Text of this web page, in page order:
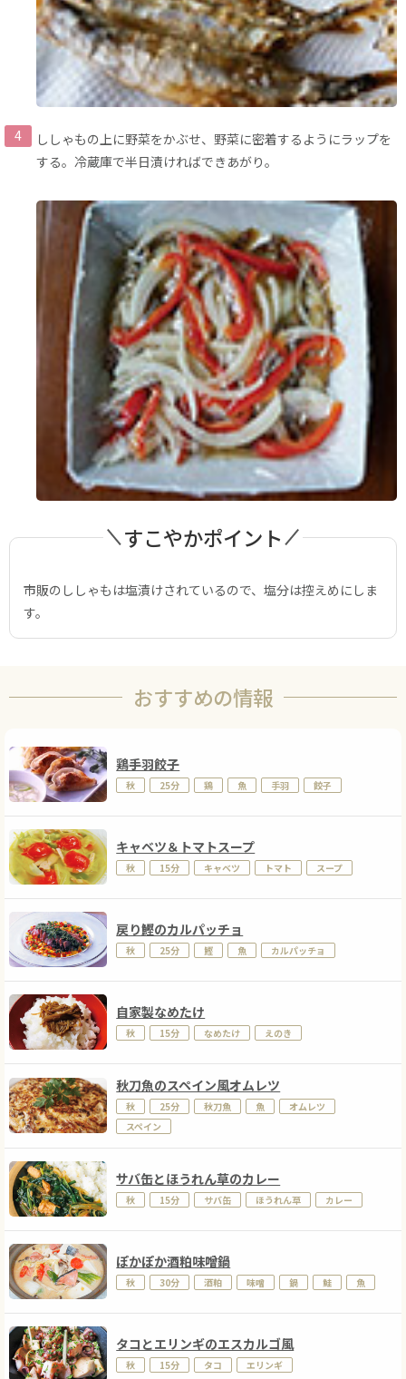
ししゃもの上に野菜をかぶせ、野菜に密着するようにラップを
する。冷蔵庫で半日漬ければできあがり。
すこやかポイント
市販のししゃもは塩漬けされているので、塩分は控えめにしま
す。
おすすめの情報
鶏手羽餃子
秋 25分 鶏 魚 手羽 餃子
キャベツ＆トマトスープ
秋 15分 キャベツ トマト スープ
戻り鰹のカルパッチョ
秋 25分 鰹 魚 カルパッチョ
自家製なめたけ
秋 15分 なめたけ えのき
秋刀魚のスペイン風オムレツ
秋 25分 秋刀魚 魚
オムレツ
スペイン
サバ缶とほうれん草のカレー
秋 15分 サバ缶 ほうれん草 カレー
ぽかぽか酒粕味噌鍋
秋 30分 酒粕 味噌 鍋 鮭 魚
タコとエリンギのエスカルゴ風
秋 15分 タコ エリンギ